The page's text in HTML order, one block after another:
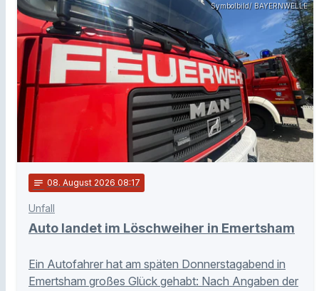
Symbolbild/ BAYERNWELLE
notes 08. August 2026 08:17
Unfall
Auto landet im Löschweiher in Emertsham
Ein Autofahrer hat am späten Donnerstagabend in
Emertsham großes Glück gehabt: Nach Angaben der